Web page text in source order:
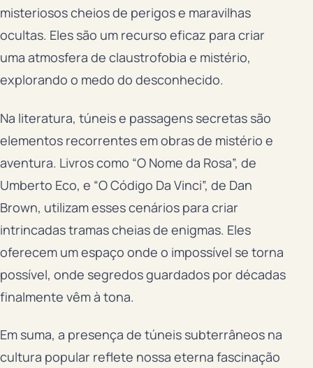
misteriosos cheios de perigos e maravilhas
ocultas. Eles são um recurso eficaz para criar
uma atmosfera de claustrofobia e mistério,
explorando o medo do desconhecido.
Na literatura, túneis e passagens secretas são
elementos recorrentes em obras de mistério e
aventura. Livros como “O Nome da Rosa”, de
Umberto Eco, e “O Código Da Vinci”, de Dan
Brown, utilizam esses cenários para criar
intrincadas tramas cheias de enigmas. Eles
oferecem um espaço onde o impossível se torna
possível, onde segredos guardados por décadas
finalmente vêm à tona.
Em suma, a presença de túneis subterrâneos na
cultura popular reflete nossa eterna fascinação